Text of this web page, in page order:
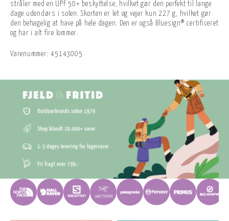
stråler med en UPF 50+ beskyttelse, hvilket gør den perfekt til lange
dage udendørs i solen. Skorten er let og vejer kun 227 g, hvilket gør
den behagelig at have på hele dagen. Den er også Bluesign® certificeret
og har i alt fire lommer.
Varenummer: 45143005